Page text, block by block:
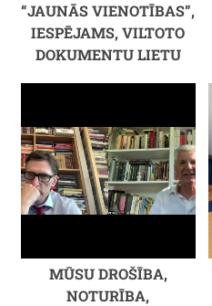
“JAUNĀS VIENOTĪBAS”,
IESPĒJAMS, VILTOTO
DOKUMENTU LIETU
MŪSU DROŠĪBA,
NOTURĪBA,